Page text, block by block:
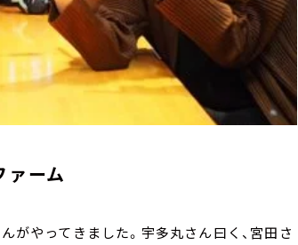
ァーム
がやってきました。宇多丸さん曰く、宮田さ